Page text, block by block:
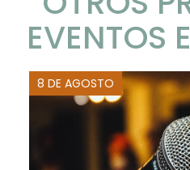
EVENTOS
8 DE AGOSTO